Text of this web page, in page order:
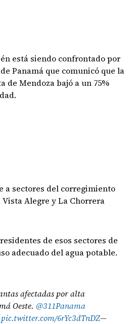
está siendo confrontado por
Panamá que comunicó que la
de Mendoza bajó a un 75%
a sectores del corregimiento
Vista Alegre y La Chorrera
de esos sectores de
adecuado del agua potable.
afectadas por alta
Oeste. @311Panama
pic.twitter.com/6rYc3dTnDZ—